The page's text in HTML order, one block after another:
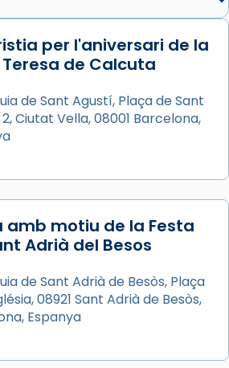
de Barcelona
de la visita apostòlica
XIV a Barcelona, i als
la Catedral de Barcelona.
Barcelona, el cardenal Joan
presidit la missa i l’ha
auxiliar de Barcelona,
per l'aniversari de la
de Calcuta
de Sant Agustí, Plaça de Sant
Ciutat Vella, 08001 Barcelona,
amb motiu de la Festa
Adrià del Besos
de Sant Adrià de Besòs, Plaça
08921 Sant Adrià de Besòs,
Espanya